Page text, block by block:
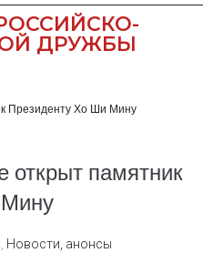
ДРУЖБЫ
Президенту Хо Ши Мину
открыт памятник
Новости, анонсы